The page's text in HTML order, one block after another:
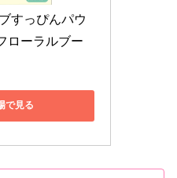
すっぴんパウ
ローラルブー
で見る